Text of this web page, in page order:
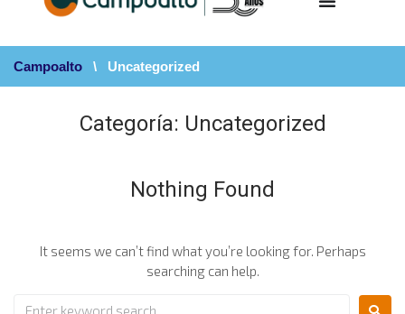
Campoalto \ Uncategorized
Categoría: Uncategorized
Nothing Found
It seems we can’t find what you’re looking for. Perhaps
searching can help.